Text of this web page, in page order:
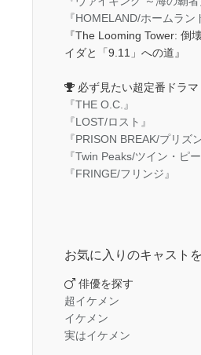
『HOMELAND/ホームラン
『The Looming Tower: 倒
イダと「9.11」への道』
必ず見たい超定番ドラマ
『THE O.C.』
『LOST/ロスト』
『PRISON BREAK/プリズ
『Twin Peaks/ツイン・ピー
『FRINGE/フリンジ』
お気に入りのキャスト
俳優を探す
超イケメン
イケメン
実はイケメン